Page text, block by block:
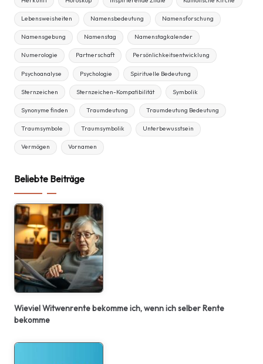
Lebensweisheiten Namensbedeutung Namensforschung
Namensgebung Namenstag Namenstagkalender
Numerologie Partnerschaft Persönlichkeitsentwicklung
Psychoanalyse Psychologie Spirituelle Bedeutung
Sternzeichen Sternzeichen-Kompatibilität Symbolik
Synonyme finden Traumdeutung Traumdeutung Bedeutung
Traumsymbole Traumsymbolik Unterbewusstsein
Vermögen Vornamen
Beliebte Beiträge
Wieviel Witwenrente bekomme ich, wenn ich selber Rente
bekomme